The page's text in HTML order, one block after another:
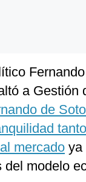
a Gestión
de
mercado ya
del modelo